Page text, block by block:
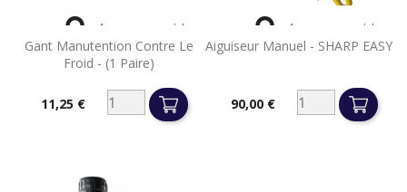
Gant Manutention Contre Le
Froid - (1 Paire)
11,25 €
 Aperçu rapide
Aiguiseur Manuel - SHARP EASY
Prix90,00 €
 Aperçu rapide